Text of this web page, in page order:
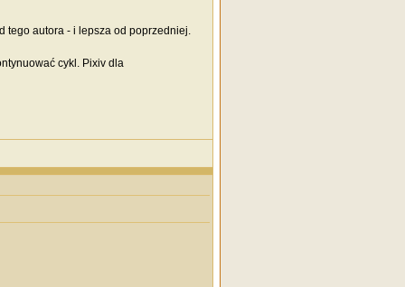
tego autora - i lepsza od poprzedniej.
cykl. Pixiv dla